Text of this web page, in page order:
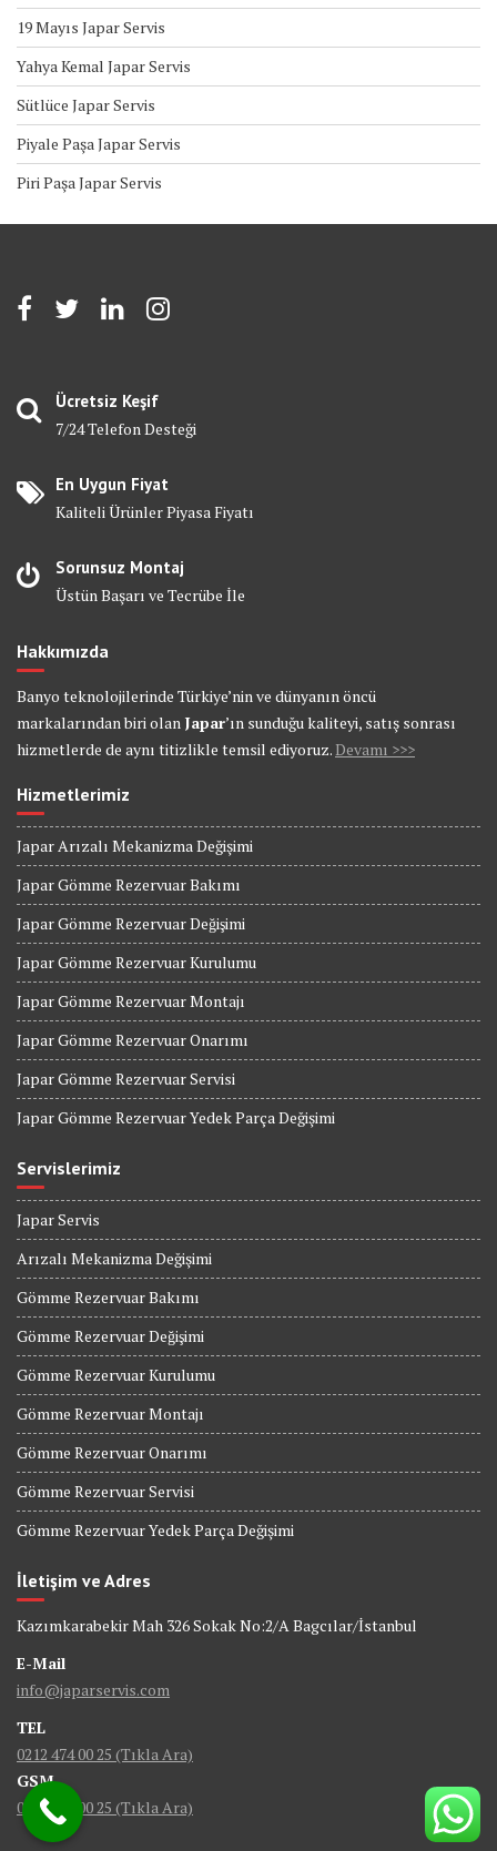
19 Mayıs Japar Servis
Yahya Kemal Japar Servis
Sütlüce Japar Servis
Piyale Paşa Japar Servis
Piri Paşa Japar Servis
Ücretsiz Keşif
7/24 Telefon Desteği
En Uygun Fiyat
Kaliteli Ürünler Piyasa Fiyatı
Sorunsuz Montaj
Üstün Başarı ve Tecrübe İle
Hakkımızda
Banyo teknolojilerinde Türkiye’nin ve dünyanın öncü
markalarından biri olan Japar’ın sunduğu kaliteyi, satış sonrası
hizmetlerde de aynı titizlikle temsil ediyoruz. Devamı >>>
Hizmetlerimiz
Japar Arızalı Mekanizma Değişimi
Japar Gömme Rezervuar Bakımı
Japar Gömme Rezervuar Değişimi
Japar Gömme Rezervuar Kurulumu
Japar Gömme Rezervuar Montajı
Japar Gömme Rezervuar Onarımı
Japar Gömme Rezervuar Servisi
Japar Gömme Rezervuar Yedek Parça Değişimi
Servislerimiz
Japar Servis
Arızalı Mekanizma Değişimi
Gömme Rezervuar Bakımı
Gömme Rezervuar Değişimi
Gömme Rezervuar Kurulumu
Gömme Rezervuar Montajı
Gömme Rezervuar Onarımı
Gömme Rezervuar Servisi
Gömme Rezervuar Yedek Parça Değişimi
İletişim ve Adres
Kazımkarabekir Mah 326 Sokak No:2/A Bagcılar/İstanbul
E-Mail
info@japarservis.com
TEL
0212 474 00 25 (Tıkla Ara)
GSM
0506 095 00 25 (Tıkla Ara)